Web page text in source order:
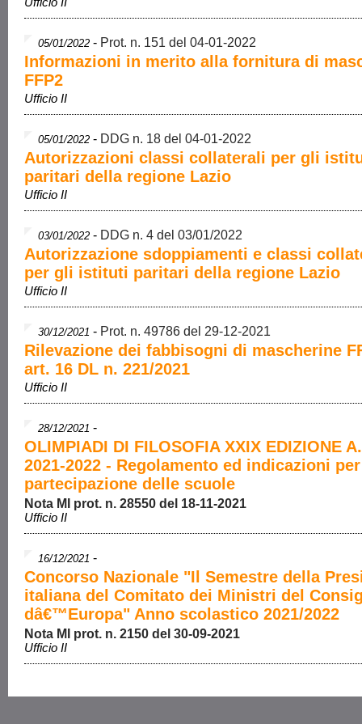
05/01/2022 - Prot. n. 151 del 04-01-2022
Informazioni in merito alla fornitura di
FFP2
Ufficio II
05/01/2022 - DDG n. 18 del 04-01-2022
Autorizzazioni classi collaterali per gli
paritari della regione Lazio
Ufficio II
03/01/2022 - DDG n. 4 del 03/01/2022
Autorizzazione sdoppiamenti e classi
per gli istituti paritari della regione Lazio
Ufficio II
30/12/2021 - Prot. n. 49786 del 29-12-2021
Rilevazione dei fabbisogni di mascherine
art. 16 DL n. 221/2021
Ufficio II
28/12/2021 -
OLIMPIADI DI FILOSOFIA XXIX EDIZIONE
2021-2022 - Regolamento ed indicazioni
partecipazione delle scuole
Nota MI prot. n. 28550 del 18-11-2021
Ufficio II
16/12/2021 -
Concorso Nazionale "Il Semestre della
italiana del Comitato dei Ministri del
dâ€™Europa" Anno scolastico 2021/2022
Nota MI prot. n. 2150 del 30-09-2021
Ufficio II